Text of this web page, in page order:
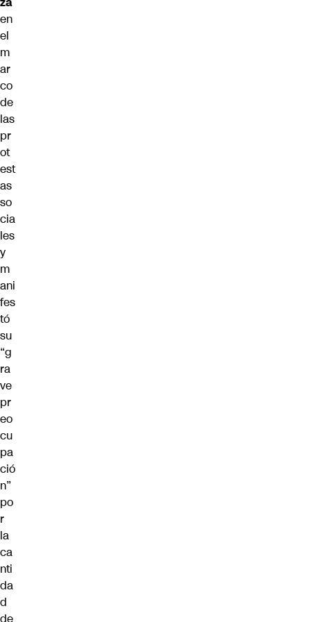
en
el
m
ar
co
de
las
pr
ot
est
as
so
cia
les
y
m
ani
fes
tó
su
“g
ra
ve
pr
eo
cu
pa
ció
n”
po
r
la
ca
nti
da
d
de